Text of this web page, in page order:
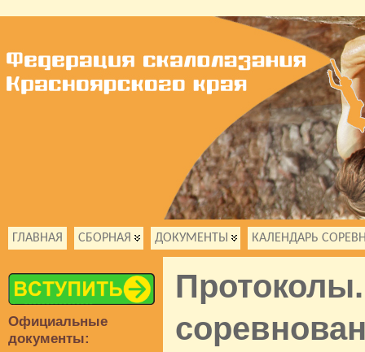
ГЛАВНАЯ СБОРНАЯ ДОКУМЕНТЫ КАЛЕНДАРЬ
Официальные
документы: